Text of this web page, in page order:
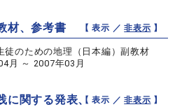
材、参考書 【 表示 ／非表示 】
徒のための地理（日本編）副教材
月 ～ 2007年03月
に関する発表、【 表示 ／非表示 】